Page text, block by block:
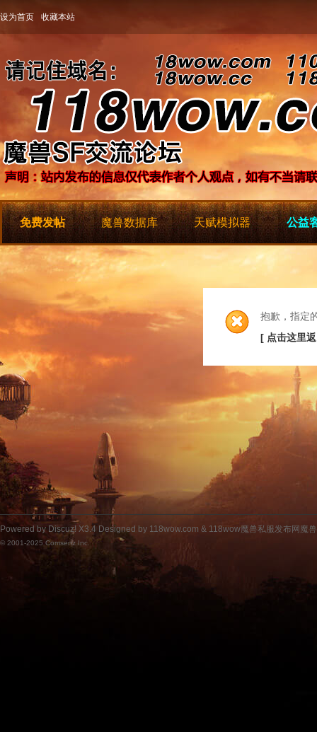
设为首页 收藏本站
免费发帖 魔兽数据库 天赋模拟器 公益
抱歉，指定
[ 点击这里
Powered by Discuz! X3.4 Designed by 118wow.com & 118wow魔兽私服发布网魔
© 2001-2025 Comsenz Inc.